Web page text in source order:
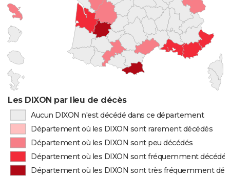
Les DIXON par lieu de décès
Aucun DIXON n'est décédé dans ce département
Département où les DIXON sont rarement décédés
Département où les DIXON sont peu décédés
Département où les DIXON sont fréquemment décédés
Département où les DIXON sont très fréquemment